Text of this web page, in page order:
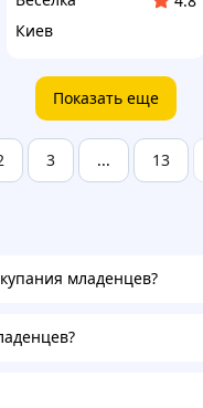
Киев
Показать еще
3 ... 13
младенцев?